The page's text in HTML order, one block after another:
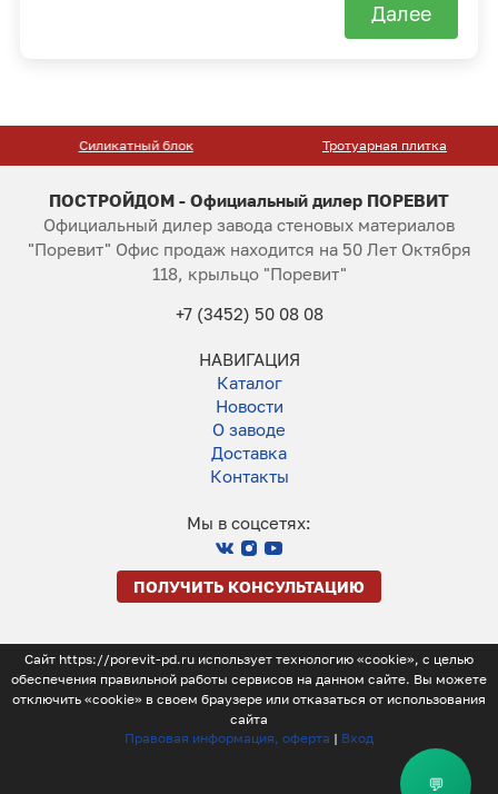
Далее
Силикатный блок Тротуарная плитка
ПОСТРОЙДОМ - Официальный дилер ПОРЕВИТ
Официальный дилер завода стеновых материалов
"Поревит" Офис продаж находится на 50 Лет Октября
118, крыльцо "Поревит"
+7 (3452) 50 08 08
НАВИГАЦИЯ
Каталог
Новости
О заводе
Доставка
Контакты
Мы в соцсетях:
ПОЛУЧИТЬ КОНСУЛЬТАЦИЮ
Сайт https://porevit-pd.ru использует технологию «cookie», с целью
обеспечения правильной работы сервисов на данном сайте. Вы можете
отключить «cookie» в своем браузере или отказаться от использования
сайта
Правовая информация, оферта | Вход
💬